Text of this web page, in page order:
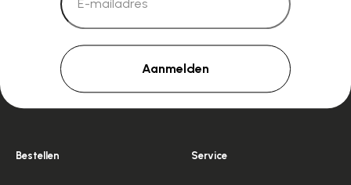
Aanmelden
Bestellen Service